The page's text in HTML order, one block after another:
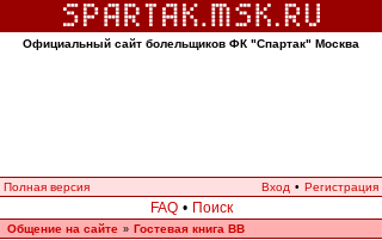
Официальный сайт болельщиков ФК "Спартак" Москва
Полная версия Вход • Регистрация
FAQ • Поиск
Общение на сайте » Гостевая книга ВВ